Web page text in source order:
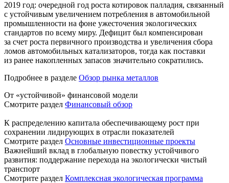
2019 год: очередной год роста котировок палладия, связанный
с устойчивым увеличением потребления в автомобильной
промышленности на фоне ужесточения экологических
стандартов по всему миру. Дефицит был компенсирован
за счет роста первичного производства и увеличения сбора
ломов автомобильных катализаторов, тогда как поставки
из ранее накопленных запасов значительно сократились.
Подробнее в разделе Обзор рынка металлов
От «устойчивой» финансовой модели
Смотрите раздел Финансовый обзор
К распределению капитала обеспечивающему рост при
сохранении лидирующих в отрасли показателей
Смотрите раздел Основные инвестиционные проекты
Важнейший вклад в глобальную повестку устойчивого
развития: поддержание перехода на экологически чистый
транспорт
Смотрите раздел Комплексная экологическая программа